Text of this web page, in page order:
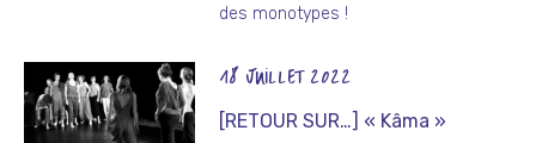
des monotypes !
18 JUILLET 2022
[RETOUR SUR…] « Kâma »